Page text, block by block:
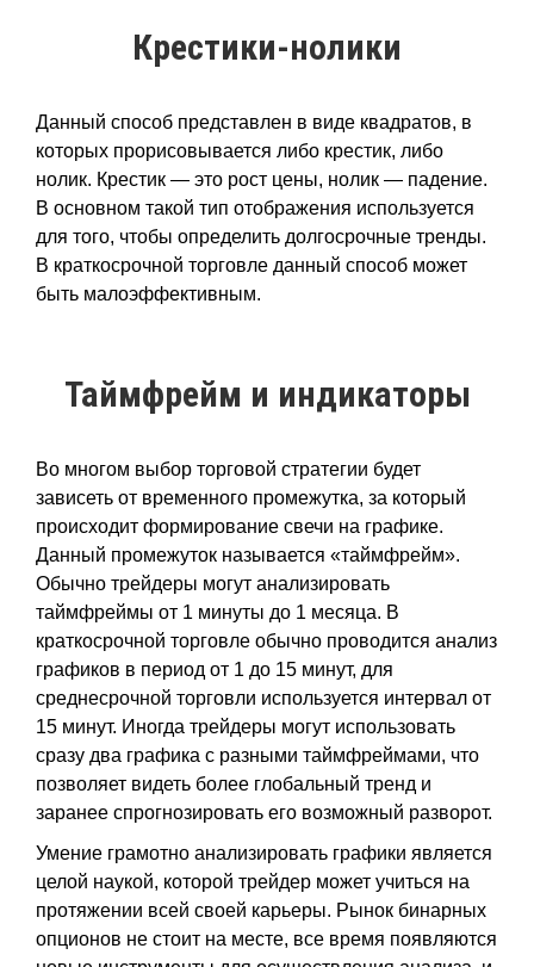
Крестики-нолики
Данный способ представлен в виде квадратов, в
которых прорисовывается либо крестик, либо
нолик. Крестик — это рост цены, нолик — падение.
В основном такой тип отображения используется
для того, чтобы определить долгосрочные тренды.
В краткосрочной торговле данный способ может
быть малоэффективным.
Таймфрейм и индикаторы
Во многом выбор торговой стратегии будет
зависеть от временного промежутка, за который
происходит формирование свечи на графике.
Данный промежуток называется «таймфрейм».
Обычно трейдеры могут анализировать
таймфреймы от 1 минуты до 1 месяца. В
краткосрочной торговле обычно проводится анализ
графиков в период от 1 до 15 минут, для
среднесрочной торговли используется интервал от
15 минут. Иногда трейдеры могут использовать
сразу два графика с разными таймфреймами, что
позволяет видеть более глобальный тренд и
заранее спрогнозировать его возможный разворот.
Умение грамотно анализировать графики является
целой наукой, которой трейдер может учиться на
протяжении всей своей карьеры. Рынок бинарных
опционов не стоит на месте, все время появляются